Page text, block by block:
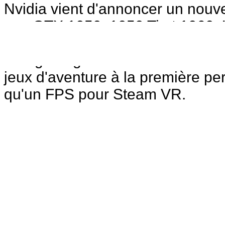
Nvidia vient d'annoncer un
aux GTX 1050, 1050 Ti et
jeux d'aventure à la première
qu'un FPS pour Steam VR.